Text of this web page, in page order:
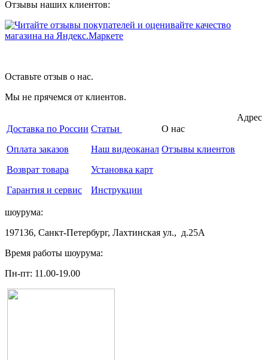
Отзывы наших клиентов:
Оставьте отзыв о нас.
Мы не прячемся от клиентов.
Доставка по России
Оплата заказов
Возврат товара
Гарантия и сервис
Статьи
Наш видеоканал
Установка карт
Инструкции
О нас
Отзывы клиентов
Адрес
шоурума:
197136, Санкт-Петербург, Лахтинская ул., д.25А
Время работы шоурума:
Пн-пт: 11.00-19.00